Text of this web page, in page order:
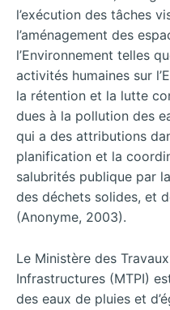
l’exécution des tâches
l’aménagement des
l’Environnement telles
activités humaines sur
la rétention et la lutte
dues à la pollution des
qui a des attributions
planification et la
salubrités publique par
des déchets solides, et
(Anonyme, 2003).
Le Ministère des
Infrastructures (MTPI)
des eaux de pluies et